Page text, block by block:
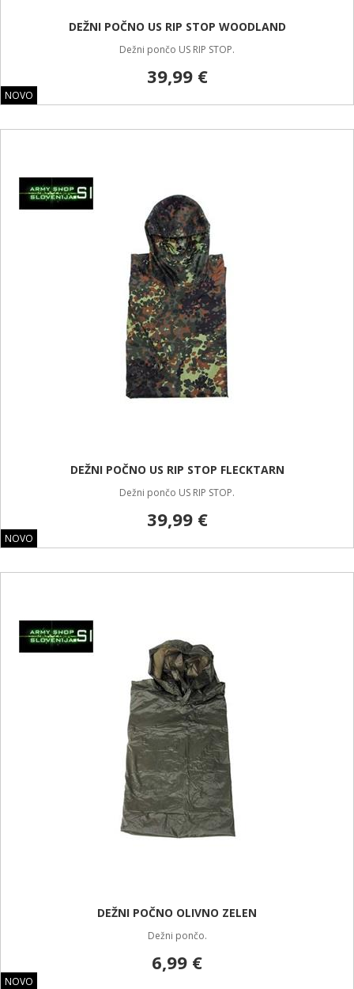
NOVO
DEŽNI POČNO US RIP STOP WOODLAND
Dežni pončo US RIP STOP.
39,99 €
NOVO
DEŽNI POČNO US RIP STOP FLECKTARN
Dežni pončo US RIP STOP.
39,99 €
NOVO
DEŽNI POČNO OLIVNO ZELEN
Dežni pončo.
6,99 €